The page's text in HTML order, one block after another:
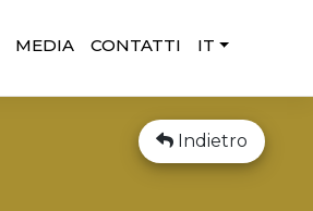
MEDIA CONTATTI IT
Indietro